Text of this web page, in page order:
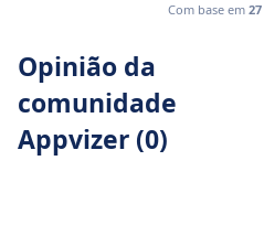
Com base em
Opinião da
comunidade
Appvizer (0)